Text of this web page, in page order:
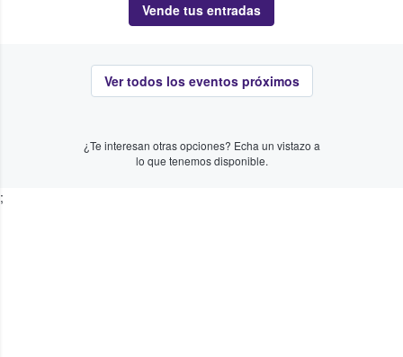
Vende tus entradas
Ver todos los eventos próximos
¿Te interesan otras opciones? Echa un vistazo a
lo que tenemos disponible.
;